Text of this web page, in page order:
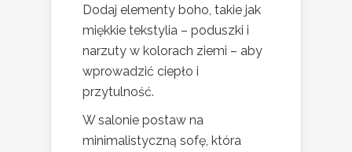
Dodaj elementy boho, takie jak
miękkie tekstylia – poduszki i
narzuty w kolorach ziemi – aby
wprowadzić ciepło i
przytulność.
W salonie postaw na
minimalistyczną sofę, która